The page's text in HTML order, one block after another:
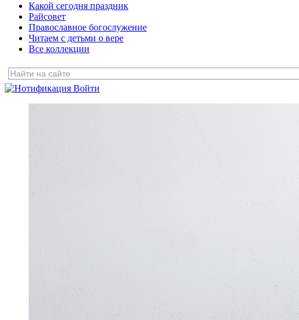
Какой сегодня праздник
Райсовет
Православное богослужение
Читаем с детьми о вере
Все коллекции
Войти